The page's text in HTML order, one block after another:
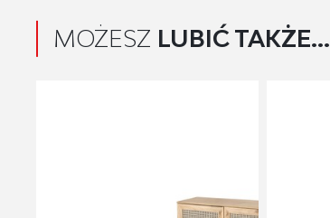
MOŻESZ LUBIĆ TAKŻE...